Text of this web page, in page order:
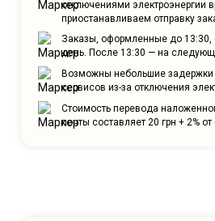
отключениями электроэнергии
приостанавливаем отправку
Заказы, оформленные до 13:30,
день. После 13:30 — на
Возможны небольшие задержки
сервисов из-за отключения
Стоимость перевода
почты составляет 20 грн + 2%